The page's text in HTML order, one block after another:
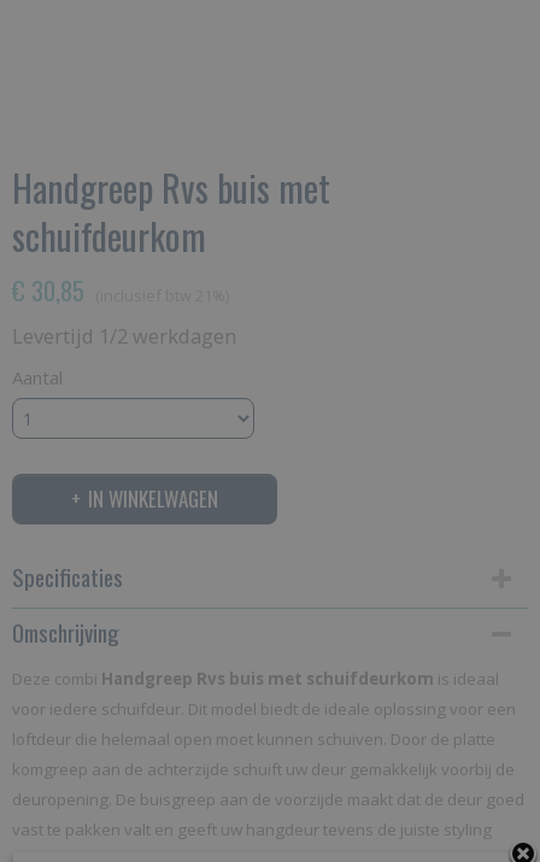
Handgreep Rvs buis met
schuifdeurkom
€ 30,85
Levertijd 1/2 werkdagen
Aantal
IN WINKELWAGEN
Specificaties
Productcode
Omschrijving
Deze combi Handgreep Rvs buis met schuifdeurkom is ideaal
voor iedere schuifdeur. Dit model biedt de ideale oplossing voor een
loftdeur die helemaal open moet kunnen schuiven. Door de platte
komgreep aan de achterzijde schuift uw deur gemakkelijk voorbij de
deuropening. De buisgreep aan de voorzijde maakt dat de deur goed
vast te pakken valt en geeft uw hangdeur tevens de juiste styling